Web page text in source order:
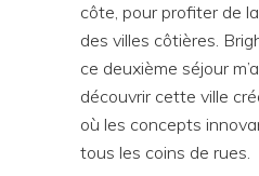
côte, pour profiter de
des villes côtières.
ce deuxième séjour
découvrir cette ville
où les concepts
tous les coins de rues.